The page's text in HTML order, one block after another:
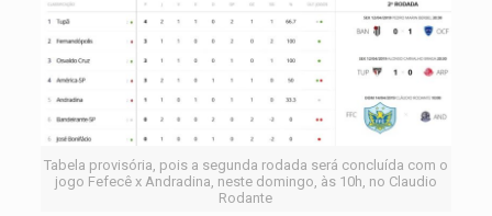
Tabela provisória, pois a segunda rodada será concluída com o
jogo Fefecê x Andradina, neste domingo, às 10h, no Claudio
Rodante